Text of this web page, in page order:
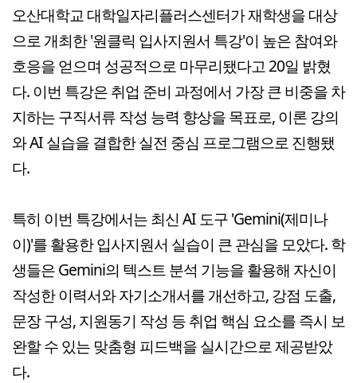
오산대학교 대학일자리플러스센터가 재학생을 대상
으로 개최한 '원클릭 입사지원서 특강'이 높은 참여와
호응을 얻으며 성공적으로 마무리됐다고 20일 밝혔
다. 이번 특강은 취업 준비 과정에서 가장 큰 비중을 차
지하는 구직서류 작성 능력 향상을 목표로, 이론 강의
와 AI 실습을 결합한 실전 중심 프로그램으로 진행됐
다.
특히 이번 특강에서는 최신 AI 도구 'Gemini(제미나
이)'를 활용한 입사지원서 실습이 큰 관심을 모았다. 학
생들은 Gemini의 텍스트 분석 기능을 활용해 자신이
작성한 이력서와 자기소개서를 개선하고, 강점 도출,
문장 구성, 지원동기 작성 등 취업 핵심 요소를 즉시 보
완할 수 있는 맞춤형 피드백을 실시간으로 제공받았
다.